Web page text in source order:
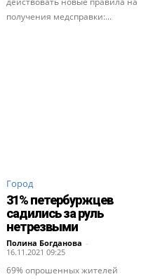
получения медсправки:...
Город
31% петербуржцев
садились за руль
нетрезвыми
Полина Богданова -
16.11.2021 09:25
69% опрошенных жителей